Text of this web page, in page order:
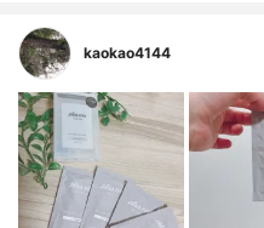
kaokao4144